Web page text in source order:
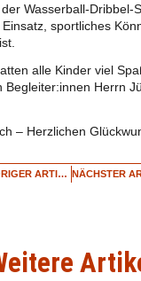
Wasserball-Dribbel-
sportliches
alle Kinder viel
Begleiter:innen Herrn
– Herzlichen
VORIGER ARTIKEL